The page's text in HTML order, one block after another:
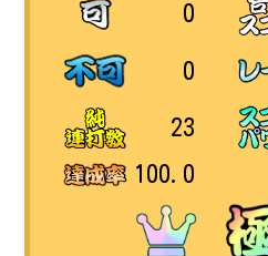
0
0
23
100.0